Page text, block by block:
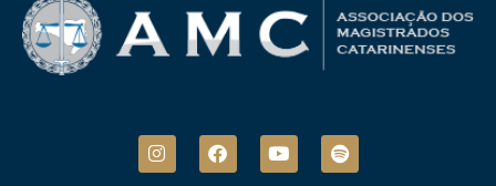
I
n
F
a
Y
o
S
p